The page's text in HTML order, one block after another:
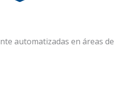
automatizadas en áreas de